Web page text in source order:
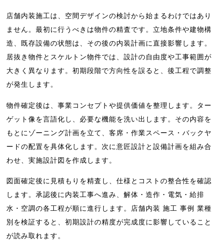
店舗内装施工は、空間デザインの検討から始まるわけではあり
ません。最初に行うべきは物件の精査です。立地条件や建物構
造、既存設備の状態は、その後の内装計画に直接影響します。
居抜き物件とスケルトン物件では、設計の自由度や工事範囲が
大きく異なります。初期段階で方向性を誤ると、後工程で調整
が発生します。
物件確定後は、事業コンセプトや提供価値を整理します。ター
ゲット像を言語化し、必要な機能を洗い出します。その内容を
もとにゾーニング計画を立て、客席・作業スペース・バックヤ
ードの配置を具体化します。次に意匠設計と設備計画を組み合
わせ、実施設計図を作成します。
図面確定後に見積もりを精査し、仕様とコストの整合性を確認
します。承認後に内装工事へ進み、解体・造作・電気・給排
水・空調の各工程が順に進行します。店舗内装 施工 事例 業種
別を検証すると、初期設計の精度が完成度に影響していること
が読み取れます。